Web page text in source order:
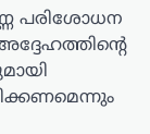
പരിശോധന